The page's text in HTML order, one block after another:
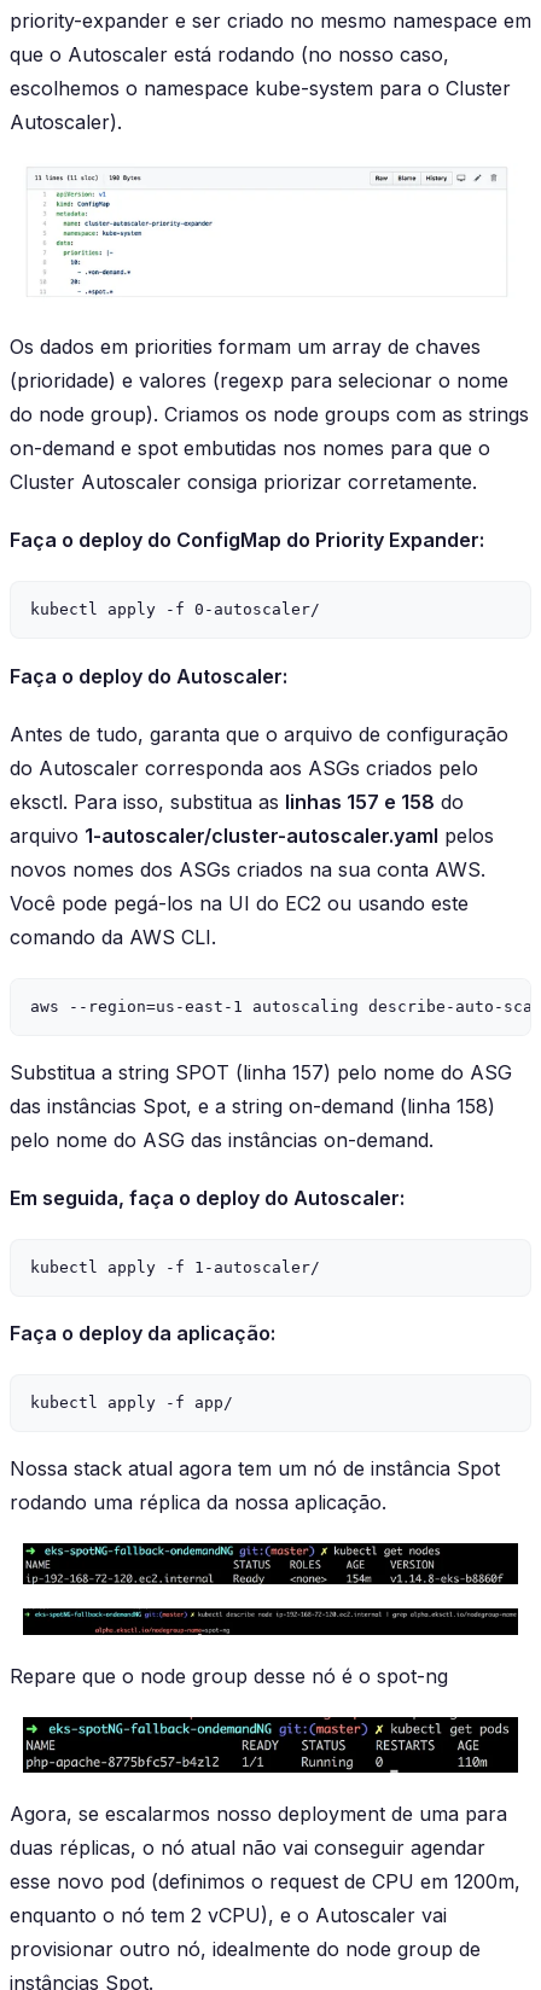
priority-expander e ser criado no mesmo namespace em
que o Autoscaler está rodando (no nosso caso,
escolhemos o namespace kube-system para o Cluster
Autoscaler).
Os dados em priorities formam um array de chaves
(prioridade) e valores (regexp para selecionar o nome
do node group). Criamos os node groups com as strings
on-demand e spot embutidas nos nomes para que o
Cluster Autoscaler consiga priorizar corretamente.
Faça o deploy do ConfigMap do Priority Expander:
Faça o deploy do Autoscaler:
Antes de tudo, garanta que o arquivo de configuração
do Autoscaler corresponda aos ASGs criados pelo
eksctl. Para isso, substitua as linhas 157 e 158 do
arquivo 1-autoscaler/cluster-autoscaler.yaml pelos
novos nomes dos ASGs criados na sua conta AWS.
Você pode pegá-los na UI do EC2 ou usando este
comando da AWS CLI.
Substitua a string SPOT (linha 157) pelo nome do ASG
das instâncias Spot, e a string on-demand (linha 158)
pelo nome do ASG das instâncias on-demand.
Em seguida, faça o deploy do Autoscaler:
Faça o deploy da aplicação:
Nossa stack atual agora tem um nó de instância Spot
rodando uma réplica da nossa aplicação.
Repare que o node group desse nó é o spot-ng
Agora, se escalarmos nosso deployment de uma para
duas réplicas, o nó atual não vai conseguir agendar
esse novo pod (definimos o request de CPU em 1200m,
enquanto o nó tem 2 vCPU), e o Autoscaler vai
provisionar outro nó, idealmente do node group de
instâncias Spot.